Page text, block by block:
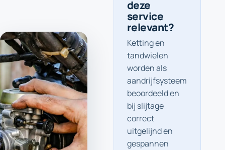
deze
service
relevant?
Ketting en
tandwielen
worden als
aandrijfsysteem
beoordeeld en
bij slijtage
correct
uitgelijnd en
gespannen